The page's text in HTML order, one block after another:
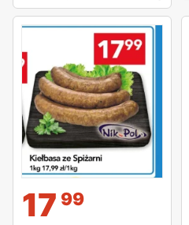
17 99